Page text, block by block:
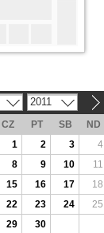
2011
CZ PT SB
ND
1
2 3
4
8 9 10
11
15 16 17
18
22 23 24
25
29 30